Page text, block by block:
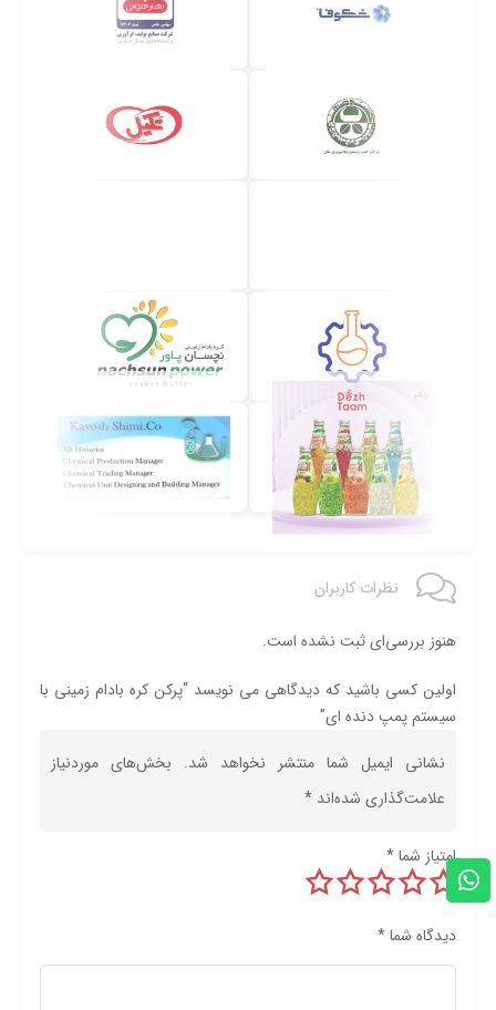
نظرات کاربران
هنوز بررسی‌ای ثبت نشده است.
اولین کسی باشید که دیدگاهی می نویسد “پرکن کره بادام زمینی با
سیستم پمپ دنده ای”
نشانی ایمیل شما منتشر نخواهد شد. بخش‌های موردنیاز
علامت‌گذاری شده‌اند *
امتیاز شما*
دیدگاه شما*